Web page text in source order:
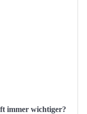
immer wichtiger?